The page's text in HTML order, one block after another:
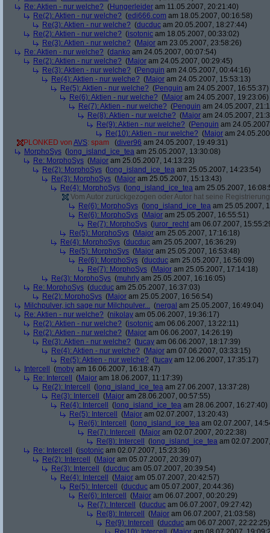
Re: Aktien - nur welche? (Hungerleider am 11.05.2007, 20:21:40)
Re(2): Aktien - nur welche? (edi666.com am 18.05.2007, 00:16:58)
Re(3): Aktien - nur welche? (ducduc am 20.05.2007, 18:27:44)
Re(2): Aktien - nur welche? (isotonic am 18.05.2007, 00:33:02)
Re(3): Aktien - nur welche? (Major am 23.05.2007, 23:58:26)
Re: Aktien - nur welche? (danko am 24.05.2007, 00:07:54)
Re(2): Aktien - nur welche? (Major am 24.05.2007, 00:29:45)
Re(3): Aktien - nur welche? (Penguin am 24.05.2007, 00:44:16)
Re(4): Aktien - nur welche? (Major am 24.05.2007, 15:53:13)
Re(5): Aktien - nur welche? (Penguin am 24.05.2007, 16:55:37)
Re(6): Aktien - nur welche? (Major am 24.05.2007, 19:23:06)
Re(7): Aktien - nur welche? (Penguin am 24.05.2007,
Re(8): Aktien - nur welche? (Major am 24.05.2007,
Re(9): Aktien - nur welche? (Penguin am
Re(10): Aktien - nur welche? (Major am
PLONKED von AVS: spam (diver96 am 24.05.2007, 19:49:31)
MorphoSys ( long_island_ice_tea am 25.05.2007, 13:30:08)
Re: MorphoSys (Major am 25.05.2007, 14:13:23)
Re(2): MorphoSys ( long_island_ice_tea am 25.05.2007, 14:23:54)
Re(3): MorphoSys (Major am 25.05.2007, 15:13:43)
Re(4): MorphoSys ( long_island_ice_tea am 25.05.2007,
Vom Autor zurückgezogen oder Autor hat seine
Re(6): MorphoSys ( long_island_ice_tea am 25.05.2007,
Re(6): MorphoSys (Major am 25.05.2007, 16:55:51)
Re(7): MorphoSys (juror_recht am 06.07.2007,
Re(5): MorphoSys (Major am 25.05.2007, 17:16:18)
Re(4): MorphoSys (ducduc am 25.05.2007, 16:36:29)
Re(5): MorphoSys (Major am 25.05.2007, 16:53:48)
Re(6): MorphoSys (ducduc am 25.05.2007, 16:56:09)
Re(7): MorphoSys (Major am 25.05.2007, 17:14:18)
Re(3): MorphoSys (muhrly am 25.05.2007, 16:16:05)
Re: MorphoSys (ducduc am 25.05.2007, 16:37:03)
Re(2): MorphoSys (Major am 25.05.2007, 16:56:54)
Milchpulver, ich sage nur Milchpulver... (nergal am 25.05.2007, 16:49:04)
Re: Aktien - nur welche? (nikolay am 05.06.2007, 19:36:17)
Re(2): Aktien - nur welche? (isotonic am 06.06.2007, 13:22:11)
Re(2): Aktien - nur welche? (Major am 06.06.2007, 14:26:19)
Re(3): Aktien - nur welche? (tucay am 06.06.2007, 18:17:39)
Re(4): Aktien - nur welche? (Major am 07.06.2007, 03:33:15)
Re(5): Aktien - nur welche? (tucay am 12.06.2007, 17:35:17)
Intercell
(moby am 16.06.2007, 16:18:47)
Re: Intercell
(Major am 18.06.2007, 11:17:39)
Re(2): Intercell
( long_island_ice_tea am 27.06.2007, 13:37:28)
Re(3): Intercell
(Major am 28.06.2007, 00:57:55)
Re(4): Intercell
( long_island_ice_tea am 28.06.2007, 16:27:40)
Re(5): Intercell
(Major am 02.07.2007, 13:20:43)
Re(6): Intercell
( long_island_ice_tea am 02.07.2007,
Re(7): Intercell
(Major am 02.07.2007, 20:22:38)
Re(8): Intercell
( long_island_ice_tea am
Re: Intercell
(isotonic am 02.07.2007, 15:23:36)
Re(2): Intercell
(Major am 05.07.2007, 20:39:07)
Re(3): Intercell
(ducduc am 05.07.2007, 20:39:54)
Re(4): Intercell
(Major am 05.07.2007, 20:42:57)
Re(5): Intercell
(ducduc am 05.07.2007, 20:44:36)
Re(6): Intercell
(Major am 06.07.2007, 00:20:29)
Re(7): Intercell
(ducduc am 06.07.2007, 09:27:42)
Re(8): Intercell
(Major am 06.07.2007, 21:03:58)
Re(9): Intercell
(ducduc am 06.07.2007, 22:22:25)